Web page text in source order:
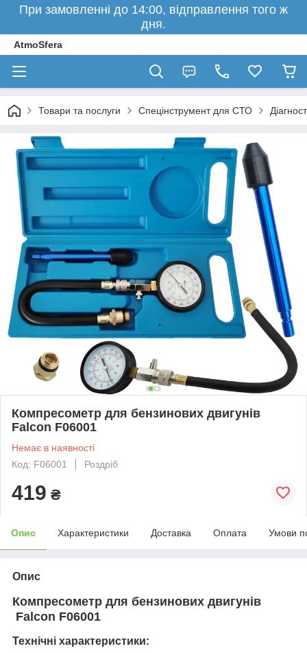
При замовленні до 14:00, відправлення того ж
дня.
AtmoSfera
Товари та послуги Спецінструмент для СТО
Компресометр для бензинових двигунів
Falcon F06001
Немає в наявності
Код: F06001
Роздріб
419 ₴
Опис Характеристики Доставка Оплата Умови
Опис
Компресометр для бензинових двигунів
Falcon F06001
Технічні характеристики: